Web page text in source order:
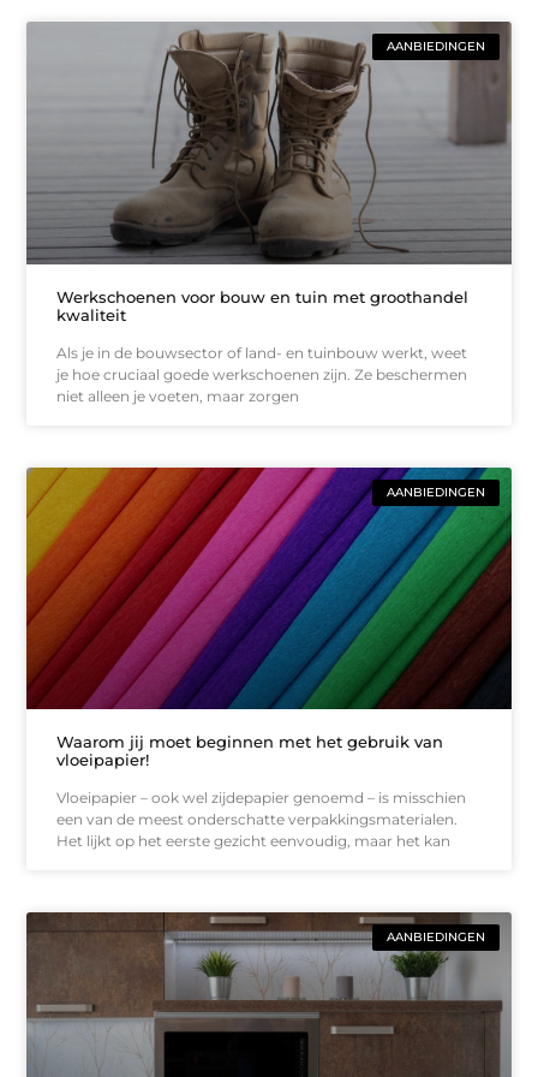
AANBIEDINGEN
Werkschoenen voor bouw en tuin met groothandel
kwaliteit
Als je in de bouwsector of land- en tuinbouw werkt, weet
je hoe cruciaal goede werkschoenen zijn. Ze beschermen
niet alleen je voeten, maar zorgen
AANBIEDINGEN
Waarom jij moet beginnen met het gebruik van
vloeipapier!
Vloeipapier – ook wel zijdepapier genoemd – is misschien
een van de meest onderschatte verpakkingsmaterialen.
Het lijkt op het eerste gezicht eenvoudig, maar het kan
AANBIEDINGEN